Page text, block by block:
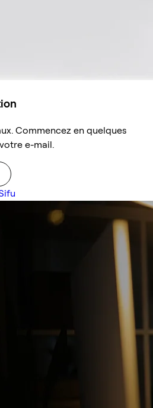
Commencez en quelques
e-mail.